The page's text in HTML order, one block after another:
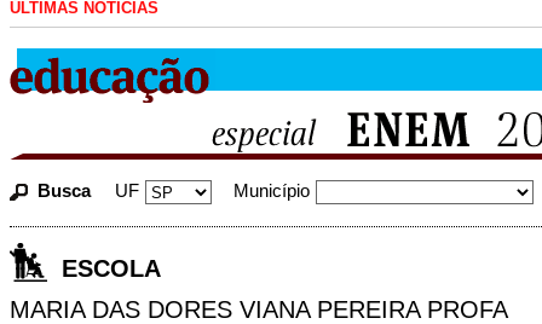
ÚLTIMAS NOTÍCIAS
Busca UF Município
ESCOLA
MARIA DAS DORES VIANA PEREIRA PROFA